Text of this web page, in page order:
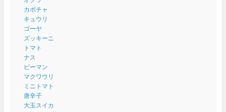
カボチャ
キュウリ
ゴーヤ
ズッキーニ
トマト
ナス
ピーマン
マクワウリ
ミニトマト
唐辛子
大玉スイカ